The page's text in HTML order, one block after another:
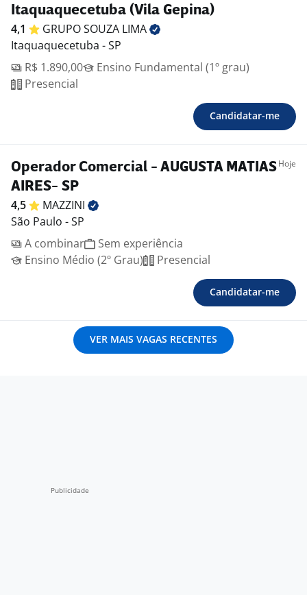
Itaquaquecetuba (Vila Gepina)
4,1 GRUPO SOUZA LIMA
Itaquaquecetuba - SP
R$ 1.890,00
Ensino Fundamental (1º grau)
Presencial
Candidatar-me
Operador Comercial - AUGUSTA MATIAS
AIRES- SP
Hoje
4,5
MAZZINI
São Paulo - SP
A combinar
Sem experiência
Ensino Médio (2º Grau)
Presencial
Candidatar-me
VER MAIS VAGAS RECENTES